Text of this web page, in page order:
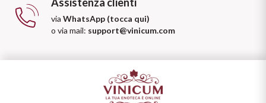
via WhatsApp (tocca qui)
o via mail: support@vinicum.com